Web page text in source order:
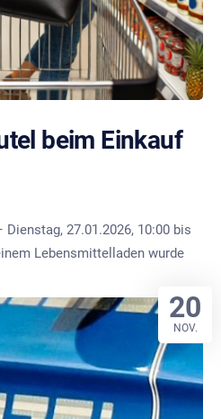
beim Einkauf
27.01.2026, 10:00 bis
Lebensmittelladen wurde
20
NOV.